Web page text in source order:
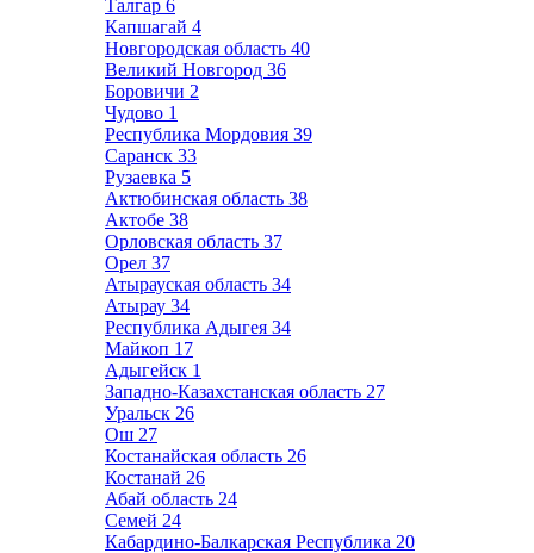
Талгар 6
Капшагай 4
Новгородская область 40
Великий Новгород 36
Боровичи 2
Чудово 1
Республика Мордовия 39
Саранск 33
Рузаевка 5
Актюбинская область 38
Актобе 38
Орловская область 37
Орел 37
Атырауская область 34
Атырау 34
Республика Адыгея 34
Майкоп 17
Адыгейск 1
Западно-Казахстанская область 27
Уральск 26
Ош 27
Костанайская область 26
Костанай 26
Абай область 24
Семей 24
Кабардино-Балкарская Республика 20